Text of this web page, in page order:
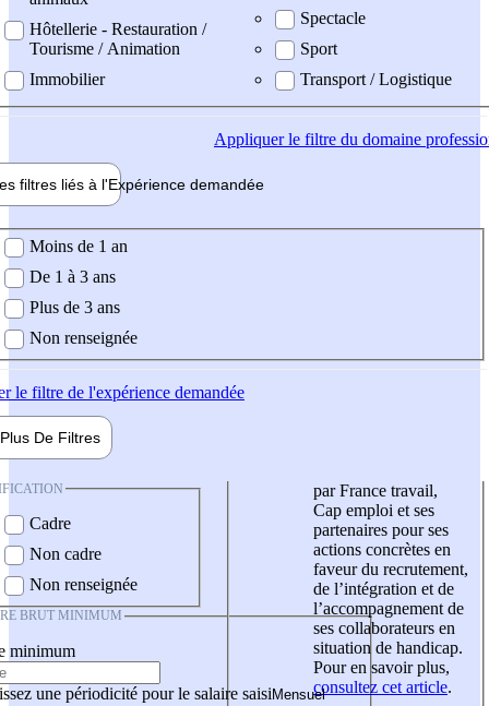
Hôtellerie - Restauration /
Tourisme / Animation
Immobilier
Spectacle
Sport
Transport / Logistique
Appliquerle filtre du domaine
filtres liés à l'Expérience demandée
demandée
Moins de 1 an
De 1 à 3 ans
Plus de 3 ans
Non renseignée
le filtre de l'expérience demandée
Plus De Filtres
Cadre
Non cadre
Non renseignée
BRUT MINIMUM
minimum
une périodicité pour le salaire saisi
par France travail,
Cap emploi et ses
partenaires pour ses
actions concrètes en
faveur du recrutement,
de l’intégration et de
l’accompagnement de
ses collaborateurs en
situation de handicap.
Pour en savoir plus,
consultez cet article.